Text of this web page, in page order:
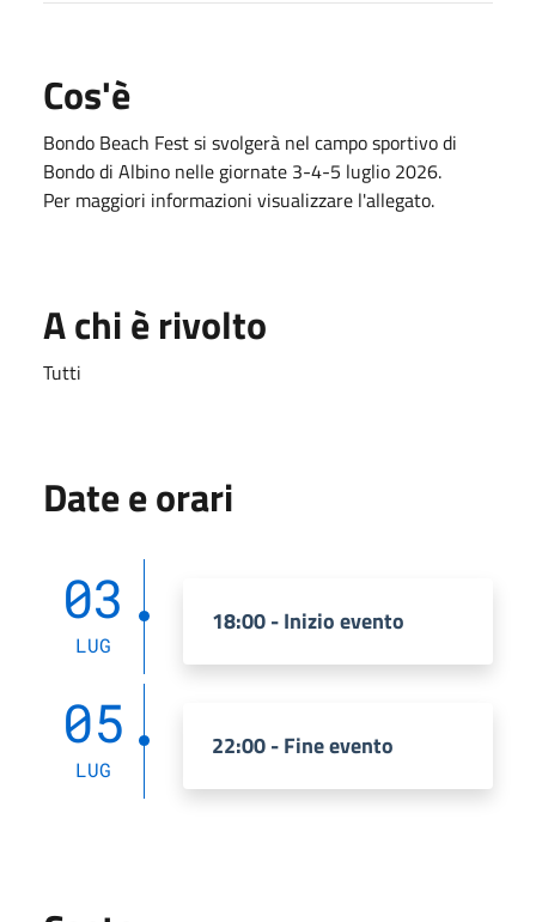
Cos'è
Bondo Beach Fest si svolgerà nel campo sportivo di
Bondo di Albino nelle giornate 3-4-5 luglio 2026.
Per maggiori informazioni visualizzare l'allegato.
A chi è rivolto
Tutti
Date e orari
03
LUG
18:00 - Inizio evento
05
LUG
22:00 - Fine evento